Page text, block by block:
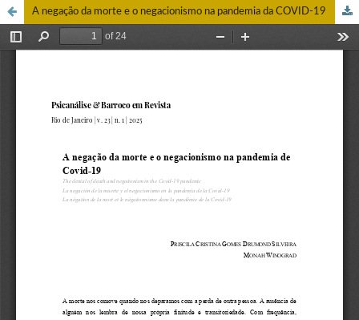
A negação da morte e o negacionismo na pandemia da COVID-19